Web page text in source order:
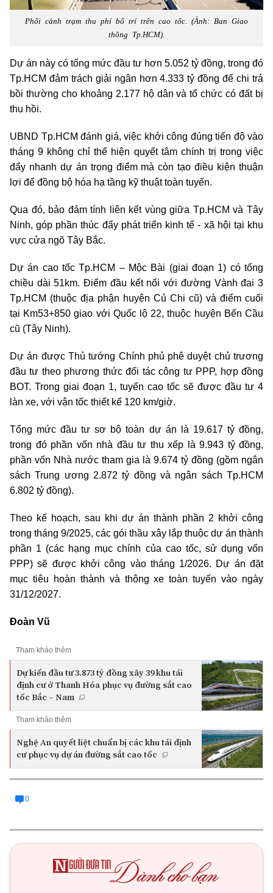
Phối cảnh trạm thu phí bố trí trên cao tốc. (Ảnh: Ban Giao
thông Tp.HCM).
Dự án này có tổng mức đầu tư hơn 5.052 tỷ đồng, trong đó
Tp.HCM đảm trách giải ngân hơn 4.333 tỷ đồng để chi trả
bồi thường cho khoảng 2.177 hộ dân và tổ chức có đất bị
thu hồi.
UBND Tp.HCM đánh giá, việc khởi công đúng tiến độ vào
tháng 9 không chỉ thể hiện quyết tâm chính trị trong việc
đẩy nhanh dự án trọng điểm mà còn tạo điều kiện thuận
lợi để đồng bộ hóa hạ tầng kỹ thuật toàn tuyến.
Qua đó, bảo đảm tính liên kết vùng giữa Tp.HCM và Tây
Ninh, góp phần thúc đẩy phát triển kinh tế - xã hội tại khu
vực cửa ngõ Tây Bắc.
Dự án cao tốc Tp.HCM – Mộc Bài (giai đoạn 1) có tổng
chiều dài 51km. Điểm đầu kết nối với đường Vành đai 3
Tp.HCM (thuộc địa phận huyện Củ Chi cũ) và điểm cuối
tại Km53+850 giao với Quốc lộ 22, thuộc huyện Bến Cầu
cũ (Tây Ninh).
Dự án được Thủ tướng Chính phủ phê duyệt chủ trương
đầu tư theo phương thức đối tác công tư PPP, hợp đồng
BOT. Trong giai đoạn 1, tuyến cao tốc sẽ được đầu tư 4
làn xe, với vận tốc thiết kế 120 km/giờ.
Tổng mức đầu tư sơ bộ toàn dự án là 19.617 tỷ đồng,
trong đó phần vốn nhà đầu tư thu xếp là 9.943 tỷ đồng,
phần vốn Nhà nước tham gia là 9.674 tỷ đồng (gồm ngân
sách Trung ương 2.872 tỷ đồng và ngân sách Tp.HCM
6.802 tỷ đồng).
Theo kế hoạch, sau khi dự án thành phần 2 khởi công
trong tháng 9/2025, các gói thầu xây lắp thuộc dự án thành
phần 1 (các hạng mục chính của cao tốc, sử dụng vốn
PPP) sẽ được khởi công vào tháng 1/2026. Dự án đặt
mục tiêu hoàn thành và thông xe toàn tuyến vào ngày
31/12/2027.
Đoàn Vũ
Tham khảo thêm
Dự kiến đầu tư 3.873 tỷ đồng xây 39 khu tái
định cư ở Thanh Hóa phục vụ đường sắt cao
tốc Bắc – Nam
Tham khảo thêm
Nghệ An quyết liệt chuẩn bị các khu tái định
cư phục vụ dự án đường sắt cao tốc
0